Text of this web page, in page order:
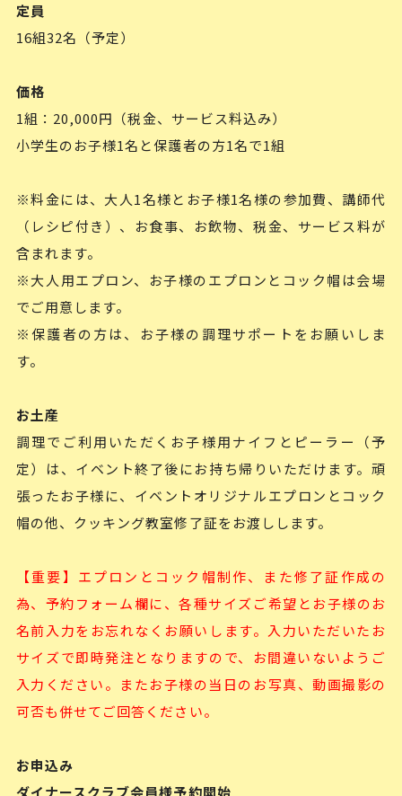
定員
16組32名（予定）
価格
1組：20,000円（税金、サービス料込み）
小学生のお子様1名と保護者の方1名で1組
※料金には、大人1名様とお子様1名様の参加費、講師代
（レシピ付き）、お食事、お飲物、税金、サービス料が
含まれます。
※大人用エプロン、お子様のエプロンとコック帽は会場
でご用意します。
※保護者の方は、お子様の調理サポートをお願いしま
す。
お土産
調理でご利用いただくお子様用ナイフとピーラー（予
定）は、イベント終了後にお持ち帰りいただけます。頑
張ったお子様に、イベントオリジナルエプロンとコック
帽の他、クッキング教室修了証をお渡しします。
【重要】エプロンとコック帽制作、また修了証作成の
為、予約フォーム欄に、各種サイズご希望とお子様のお
名前入力をお忘れなくお願いします。入力いただいたお
サイズで即時発注となりますので、お間違いないようご
入力ください。またお子様の当日のお写真、動画撮影の
可否も併せてご回答ください。
お申込み
ダイナースクラブ会員様予約開始